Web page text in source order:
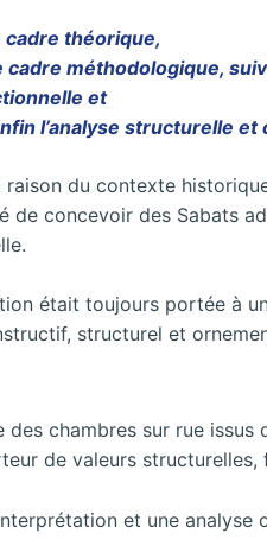
cadre théorique,
cadre méthodologique,
et
l’analyse structurelle et
raison du contexte
de concevoir des Sabats
était toujours portée à
structurel et
des chambres sur rue
de valeurs structurelles,
et une analyse